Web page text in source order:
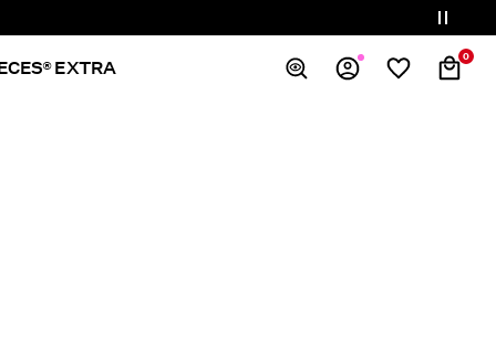
0
EXTRA